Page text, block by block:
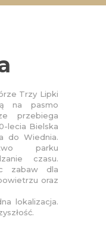
Trzy Lipki
na pasmo
przebiega
lecia Bielska
do Wiednia.
parku
czasu.
zabaw dla
oraz
lokalizacja.